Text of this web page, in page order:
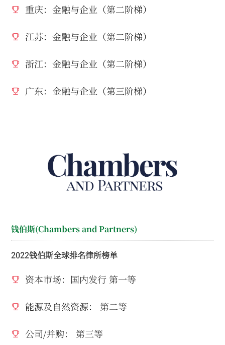
重庆：金融与企业（第二阶梯）
江苏：金融与企业（第二阶梯）
浙江：金融与企业（第二阶梯）
广东：金融与企业（第三阶梯）
钱伯斯(Chambers and Partners)
2022钱伯斯全球排名律所榜单
资本市场：国内发行 第一等
能源及自然资源： 第二等
公司/并购： 第三等